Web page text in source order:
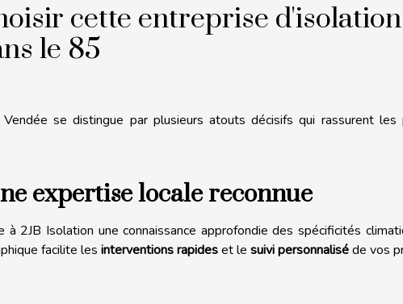
cette entreprise
le 85
se distingue par plusieurs atouts décisifs qui rassurent les
expertise locale reconnue
à 2JB Isolation une connaissance approfondie des spécificités
facilite les interventions rapideset le suivi personnaliséde vos